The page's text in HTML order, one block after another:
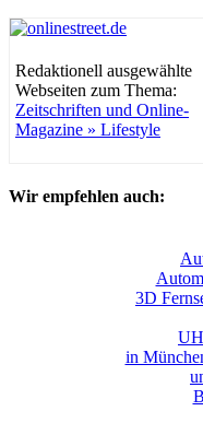
Redaktionell ausgewählte
Webseiten zum Thema:
Zeitschriften und Online-
Magazine » Lifestyle
Wir empfehlen auch:
3D
in